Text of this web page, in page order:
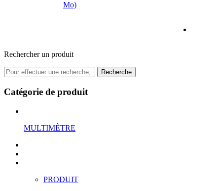
Mo)
Rechercher un produit
Recherche
Catégorie de produit
MULTIMÈTRE
PRODUIT